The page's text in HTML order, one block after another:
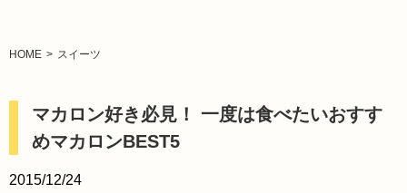
HOME スイーツ
マカロン好き必見！ 一度は食べたいおすす
めマカロンBEST5
2015/12/24